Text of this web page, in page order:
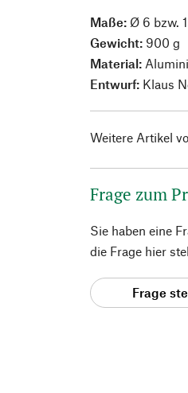
Maße: Ø 6 bzw.
Gewicht: 900 g
Material:
Entwurf: Klaus
Weitere Artikel
Frage zum
Sie haben eine
die Frage hier
Frage